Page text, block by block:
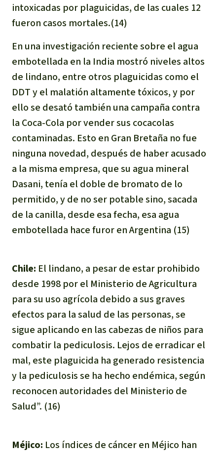
intoxicadas por plaguicidas, de las cuales 12
fueron casos mortales.(14)
En una investigación reciente sobre el agua
embotellada en la India mostró niveles altos
de lindano, entre otros plaguicidas como el
DDT y el malatión altamente tóxicos, y por
ello se desató también una campaña contra
la Coca-Cola por vender sus cocacolas
contaminadas. Esto en Gran Bretaña no fue
ninguna novedad, después de haber acusado
a la misma empresa, que su agua mineral
Dasani, tenía el doble de bromato de lo
permitido, y de no ser potable sino, sacada
de la canilla, desde esa fecha, esa agua
embotellada hace furor en Argentina (15)
Chile: El lindano, a pesar de estar prohibido
desde 1998 por el Ministerio de Agricultura
para su uso agrícola debido a sus graves
efectos para la salud de las personas, se
sigue aplicando en las cabezas de niños para
combatir la pediculosis. Lejos de erradicar el
mal, este plaguicida ha generado resistencia
y la pediculosis se ha hecho endémica, según
reconocen autoridades del Ministerio de
Salud”. (16)
Méjico: Los índices de cáncer en Méjico han